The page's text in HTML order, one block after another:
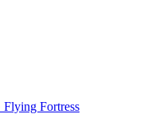
Fortress